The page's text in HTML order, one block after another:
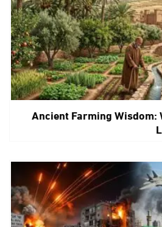
Ancient Farming Wisdom: